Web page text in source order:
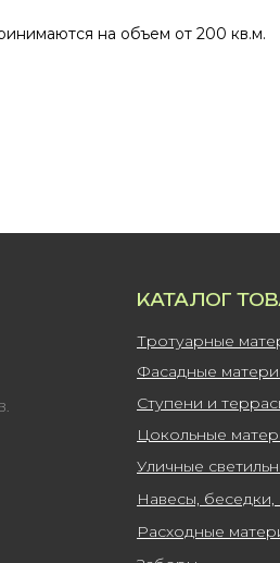
на объем от 200 кв.м.
КАТАЛОГ
Тротуарные
Расходные
Навесы,
Уличные
Цокольные
Ступени и
Фасадные